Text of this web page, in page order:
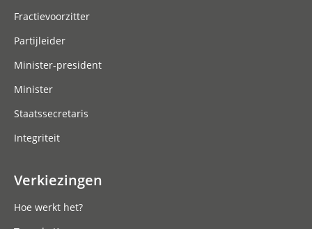
Fractievoorzitter
Partijleider
Minister-president
Minister
Staatssecretaris
Integriteit
Verkiezingen
Hoe werkt het?